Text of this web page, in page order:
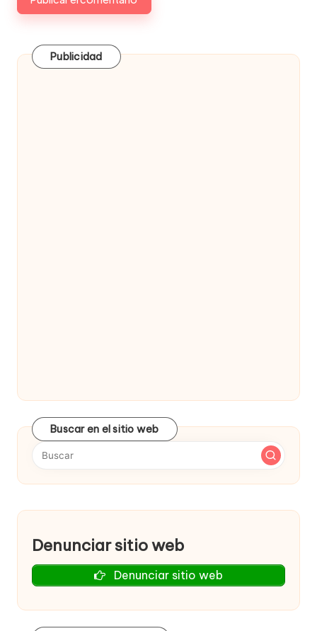
Publicidad
Buscar en el sitio web
Denunciar sitio web
Denunciar sitio web